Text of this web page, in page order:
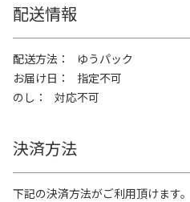
配送情報
配送方法
ゆうパック
お届け日
指定不可
のし
対応不可
決済方法
下記の決済方法がご利用頂けます。